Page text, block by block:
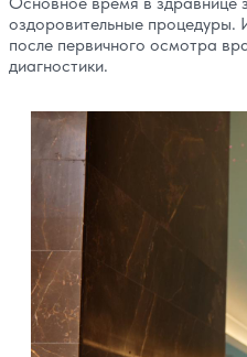
оздоровительные процедуры.
после первичного осмотра
диагностики.